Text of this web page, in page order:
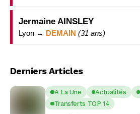
Jermaine AINSLEY
Lyon → DEMAIN (31 ans)
Derniers Articles
A La Une Actualités
Transferts TOP 14